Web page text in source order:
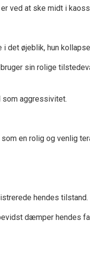
ved at ske midt i
det øjeblik, hun
sin rolige
som aggressivitet.
en rolig og venlig
hendes tilstand.
dæmper hendes